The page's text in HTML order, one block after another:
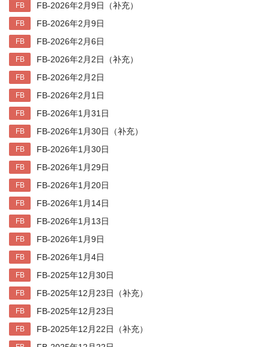
FB FB-2026年2月9日（补充）
FB FB-2026年2月9日
FB FB-2026年2月6日
FB FB-2026年2月2日（补充）
FB FB-2026年2月2日
FB FB-2026年2月1日
FB FB-2026年1月31日
FB FB-2026年1月30日（补充）
FB FB-2026年1月30日
FB FB-2026年1月29日
FB FB-2026年1月20日
FB FB-2026年1月14日
FB FB-2026年1月13日
FB FB-2026年1月9日
FB FB-2026年1月4日
FB FB-2025年12月30日
FB FB-2025年12月23日（补充）
FB FB-2025年12月23日
FB FB-2025年12月22日（补充）